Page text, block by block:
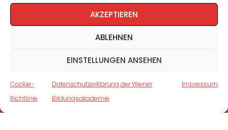
AKZEPTIEREN
ABLEHNEN
EINSTELLUNGEN ANSEHEN
Cookie-
Richtlinie
Datenschutzerklärung der Wiener
Bildungsakademie
Impressum
Cookie-Richtlinie